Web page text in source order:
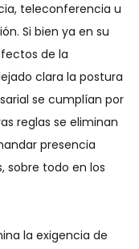
teleconferencia u
Si bien ya en su
de la
clara la postura
se cumplían por
reglas se eliminan
presencia
sobre todo en los
la exigencia de